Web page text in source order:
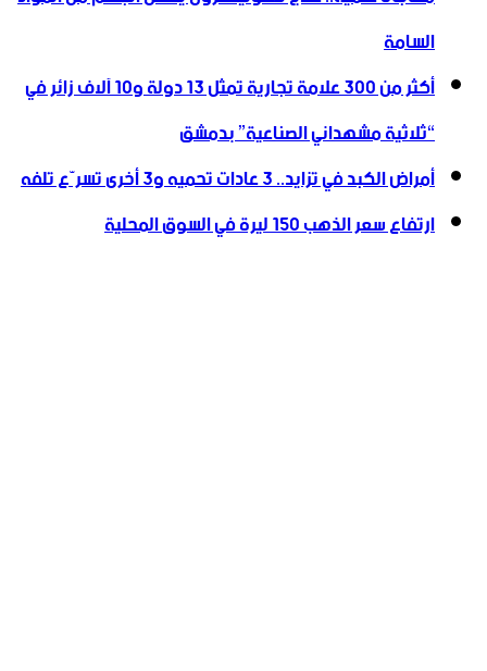
السامة
أكثر من 300 علامة تجارية تمثل 13 دولة و10 آلاف زائر في
“ثلاثية ‏مشهداني الصناعية” بدمشق
أمراض الكبد في تزايد.. 3 عادات تحميه و3 أخرى تسرّع تلفه
ارتفاع سعر الذهب 150 ليرة في السوق المحلية‎